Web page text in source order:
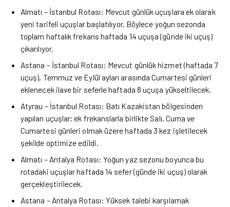
Almatı – İstanbul Rotası: Mevcut günlük uçuşlara ek olarak
yeni tarifeli uçuşlar başlatılıyor. Böylece yoğun sezonda
toplam haftalık frekans haftada 14 uçuşa (günde iki uçuş)
çıkarılıyor.
Astana – İstanbul Rotası: Mevcut günlük hizmet (haftada 7
uçuş), Temmuz ve Eylül ayları arasında Cumartesi günleri
eklenecek ilave bir seferle haftada 8 uçuşa yükseltilecek.
Atyrau – İstanbul Rotası: Batı Kazakistan bölgesinden
yapılan uçuşlar; ek frekanslarla birlikte Salı, Cuma ve
Cumartesi günleri olmak üzere haftada 3 kez işletilecek
şekilde optimize edildi.
Almatı – Antalya Rotası: Yoğun yaz sezonu boyunca bu
rotadaki uçuşlar haftada 14 sefer (günde iki uçuş) olarak
gerçekleştirilecek.
Astana – Antalya Rotası: Yüksek talebi karşılamak